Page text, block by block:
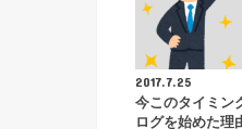
2017.7.25
今このタイミン
ログを始めた理